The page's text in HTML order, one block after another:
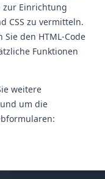
Einrichtung
CSS zu vermitteln.
den HTML-Code
Funktionen
weitere
um die